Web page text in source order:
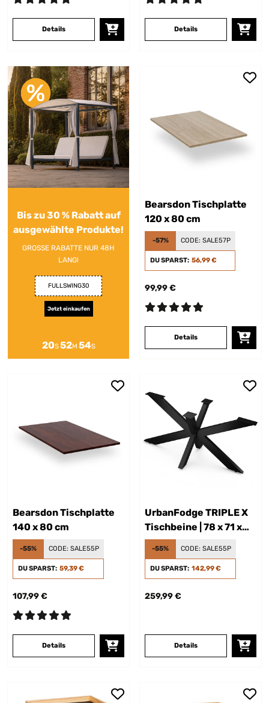
Details Details
Bis zu 30 % Rabatt auf
ausgewählte Produkte!
GROSSE RABATTE NUR 48H
LANG!
FULLSWING30
Jetzt einkaufen
20S52M 53S
Bearsdon Tischplatte
120 x 80 cm
-57% CODE: SALE57P
DU SPARST: 56,99 €
99,99 €
Details
Bearsdon Tischplatte
140 x 80 cm
-55% CODE: SALE55P
DU SPARST: 59,39 €
107,99 €
Details
UrbanFodge TRIPLE X
Tischbeine | 78 x 71 x
150 cm
-55% CODE: SALE55P
DU SPARST: 142,99 €
259,99 €
Details